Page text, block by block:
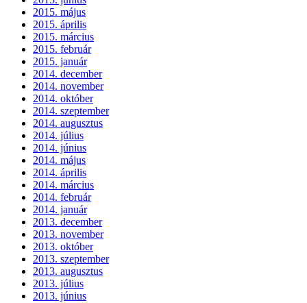
2015. május
2015. április
2015. március
2015. február
2015. január
2014. december
2014. november
2014. október
2014. szeptember
2014. augusztus
2014. július
2014. június
2014. május
2014. április
2014. március
2014. február
2014. január
2013. december
2013. november
2013. október
2013. szeptember
2013. augusztus
2013. július
2013. június